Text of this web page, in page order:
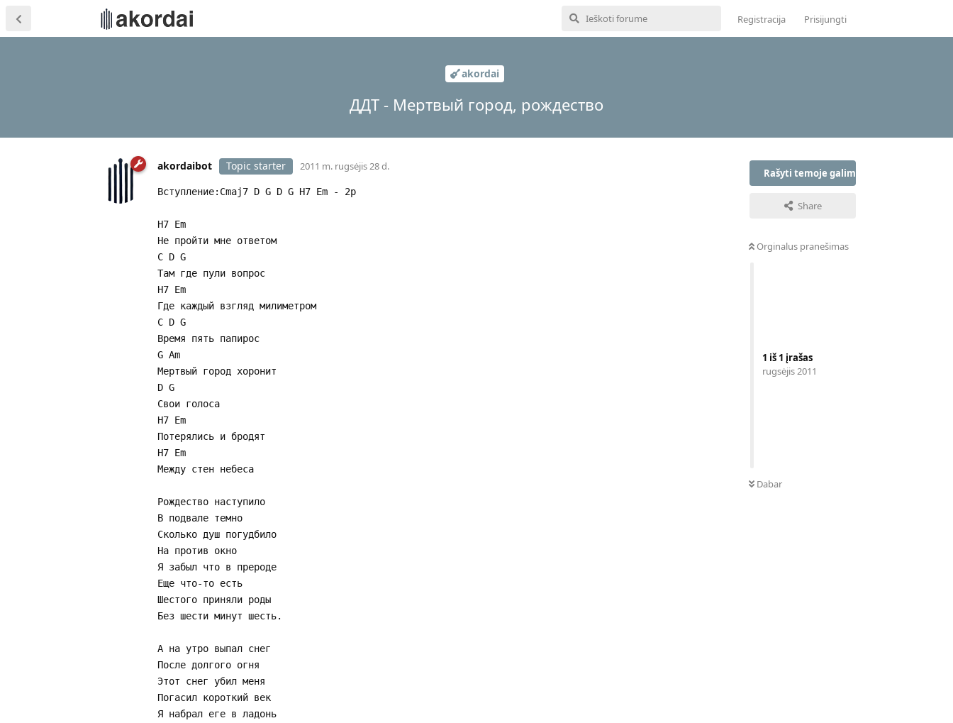
Registracija Prisijungti
akordai
ДДТ - Мертвый город, рождество
Rašyti temoje galima tik prisijungus
Share
Orginalus pranešimas
1 iš 1 įrašas
rugsėjis 2011
Dabar
akordaibot Topic starter 2011 m. rugsėjis 28 d.
Вступление:Cmaj7 D G D G H7 Em - 2p
H7 Em
Не пройти мне ответом
C D G
Там где пули вопрос
H7 Em
Где каждый взгляд милиметром
C D G
Время пять папирос
G Am
Мертвый город хоронит
D G
Свои голоса
H7 Em
Потерялись и бродят
H7 Em
Между стен небеса
Рождество наступило
В подвале темно
Сколько душ погудбило
На против окно
Я забыл что в прероде
Еще что-то есть
Шестого приняли роды
Без шести минут шесть.
А на утро выпал снег
После долгого огня
Этот снег убил меня
Погасил короткий век
Я набрал еге в ладонь